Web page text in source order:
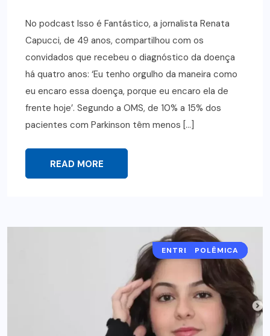
No podcast Isso é Fantástico, a jornalista Renata
Capucci, de 49 anos, compartilhou com os
convidados que recebeu o diagnóstico da doença
há quatro anos: ‘Eu tenho orgulho da maneira como
eu encaro essa doença, porque eu encaro ela de
frente hoje’. Segundo a OMS, de 10% a 15% dos
pacientes com Parkinson têm menos […]
READ MORE
ENTRETENIMENTO
NOTÍCIAS
POLÊMICA